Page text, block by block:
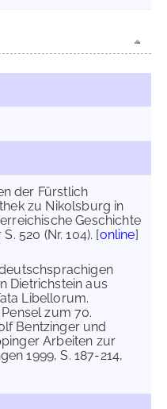
der Fürstlich
zu Nikolsburg in
Geschichte
520 (Nr. 104). [online]
Dietrichstein aus
Libellorum.
zum 70.
Bentzinger und
Arbeiten zur
1999, S. 187-214,